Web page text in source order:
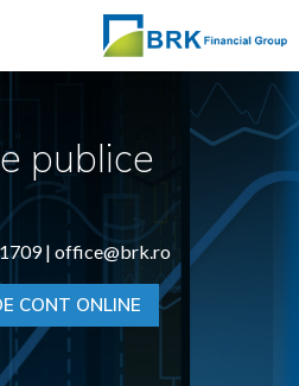
publice
| office@brk.ro
CONT ONLINE